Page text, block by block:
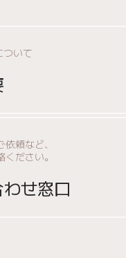
いて
頼など、
ださい。
せ窓口